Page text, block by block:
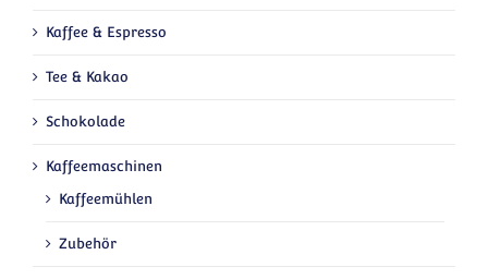
Kaffee & Espresso
Tee & Kakao
Schokolade
Kaffeemaschinen
Kaffeemühlen
Zubehör